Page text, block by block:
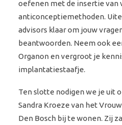
oefenen met de insertie van
anticonceptiemethoden.
advisors klaar om jouw
beantwoorden. Neem ook
Organon en vergroot je
implantatiestaafje.
Ten slotte nodigen we je uit
Sandra Kroeze van het
Den Bosch bij te wonen. Zij